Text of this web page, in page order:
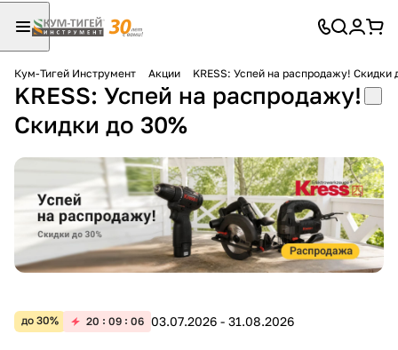
Кум-Тигей Инструмент Акции KRESS: Успей на распродажу! Скидки
KRESS: Успей на распродажу!
Скидки до 30%
до 30% 20 09 06 03.07.2026 - 31.08.2026
Для клиентов всех банков
Разбейте
оплатуна части
без переплат
График платежей
Сегодня